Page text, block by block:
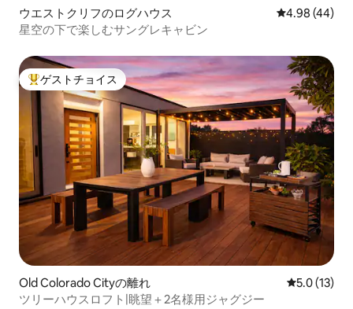
ウエストクリフのログハウス レビュー44
4.98 (44)
星空の下で楽しむサングレキャビン
大好評のゲストチョイスです。
ゲストチョイス
Old Colorado Cityの離れ レビュー13
5.0 (13)
ツリーハウスロフト|眺望＋2名様用ジャグジー